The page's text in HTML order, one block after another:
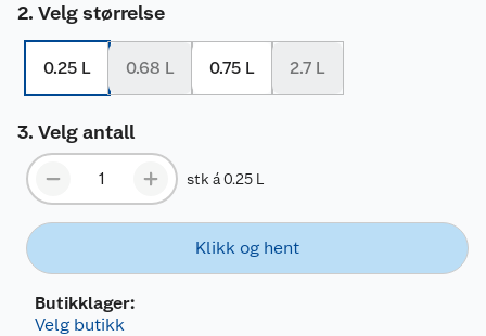
Velg størrelse
0.25 L 0.68 L 0.75 L 2.7 L
Velg antall
stk á 0.25 L
Klikk og hent
Butikklager:
Velg butikk